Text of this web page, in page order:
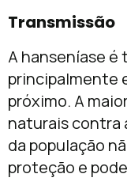
Transmissão
A hanseníase é
principalmente
próximo. A
naturais contra
da população
proteção e